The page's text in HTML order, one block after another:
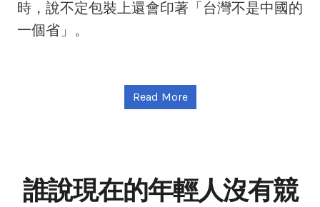
時，說不定包裝上還會印著「台灣不是中國的
一個省」。
Read More
誰說現在的年輕人沒有競